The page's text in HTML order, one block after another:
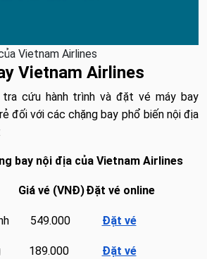
Vietnam Airlines
Vietnam Airlines
tra cứu hành trình và đặt vé máy bay
đối với các chặng bay phổ biến nội địa
bay nội địa của Vietnam Airlines
Giá vé (VNĐ)Đặt vé online
549.000 Đặt vé
189.000 Đặt vé